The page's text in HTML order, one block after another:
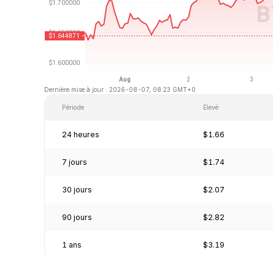
Dernière mise à jour : 2026-08-07, 08:23 GMT+0
Période Élevé
24 heures $1.66
7 jours $1.74
30 jours $2.07
90 jours $2.82
1 ans $3.19